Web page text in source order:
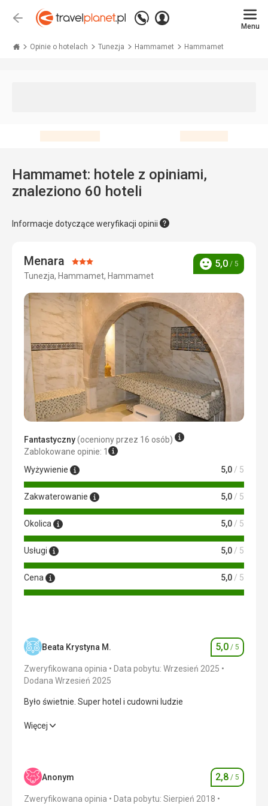
Wstecz
Zadzwoń
+48 71 771 76 55
Zaloguj
Menu
Opinie o hotelach Tunezja Hammamet Hammamet
Hammamet: hotele z opiniami,
znaleziono 60 hoteli
Informacje dotyczące weryfikacji opinii
Menara Ocena:
3/5
Tunezja, Hammamet, Hammamet
Ocena
5,0 / 5
Fantastyczny(oceniony przez 16 osób)
Zablokowane opinie: 1
Wyżywienie
5,0 / 5
Zakwaterowanie 5,0 / 5
Okolica 5,0 / 5
Usługi 5,0 / 5
Cena 5,0 / 5
Beata Krystyna M. Ocena
5,0 / 5
Zweryfikowana opinia
Data pobytu: Wrzesień 2025
Dodana Wrzesień 2025
Było świetnie. Super hotel i cudowni ludzie
Było świetnie. Super hotel i cudowni ludzie
Zakwaterowanie 5,0/ 5
Okolica
Więcej
Anonym Ocena
2,8 / 5
Zweryfikowana opinia
Data pobytu: Sierpień 2018